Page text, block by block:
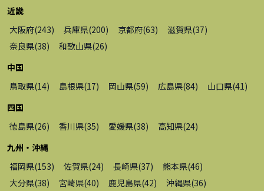
近畿
大阪府(243) 兵庫県(200) 京都府(63) 滋賀県(37)
奈良県(38) 和歌山県(26)
中国
鳥取県(14) 島根県(17) 岡山県(59) 広島県(84) 山口県(41 )
四国
徳島県(26) 香川県(35) 愛媛県(38) 高知県(24)
九州・沖縄
福岡県(153) 佐賀県(24) 長崎県(37) 熊本県(46)
大分県(38) 宮崎県(40) 鹿児島県(42) 沖縄県(36)